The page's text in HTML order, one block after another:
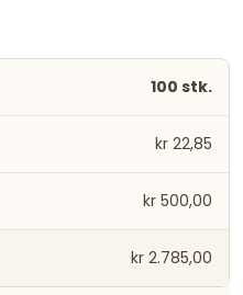
100 stk.
kr 22,85
kr 500,00
kr 2.785,00